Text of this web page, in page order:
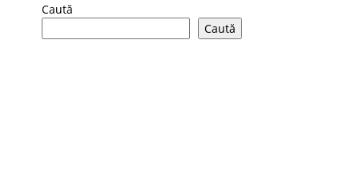
Caută
Caută